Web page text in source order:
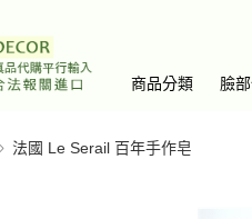
商品分類 臉
法國 Le Serail 百年手作皂